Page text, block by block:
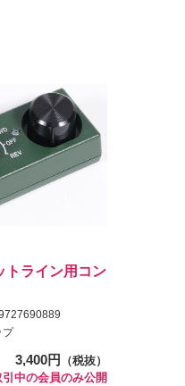
トライン用コン
プ
3,400円
（税抜）
引中の会員のみ公開